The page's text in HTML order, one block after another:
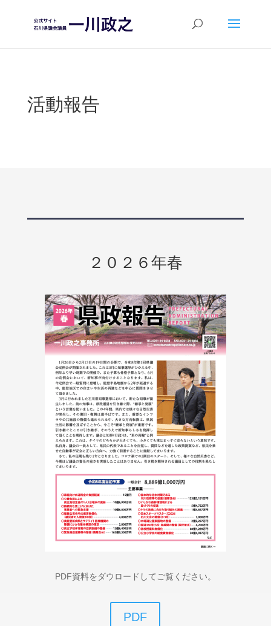
活動報告
２０２６年春
PDF資料をダウロードしてご覧ください。
PDF